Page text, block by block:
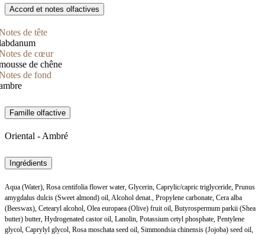
Accord et notes olfactives
de tête
de cœur
de chêne
de fond
Famille olfactive
Oriental - Ambré
Ingrédients
Aqua (Water), Rosa centifolia flower water, Glycerin, Caprylic/capric triglyceride, Prunus
amygdalus dulcis (Sweet almond) oil, Alcohol denat., Propylene carbonate, Cera alba
(Beeswax), Cetearyl alcohol, Olea europaea (Olive) fruit oil, Butyrospermum parkii (Shea
butter) butter, Hydrogenated castor oil, Lanolin, Potassium cetyl phosphate, Pentylene
glycol, Caprylyl glycol, Rosa moschata seed oil, Simmondsia chinensis (Jojoba) seed oil,